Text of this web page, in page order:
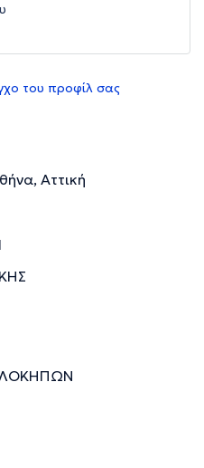
του προφίλ σας
Αττική